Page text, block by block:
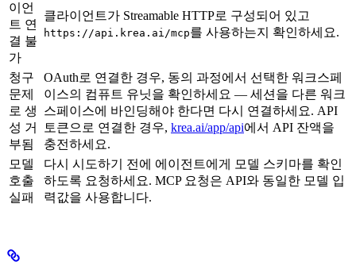
이언
트 연
결 불
가
클라이언트가 Streamable HTTP로 구성되어 있고
https://api.krea.ai/mcp를 사용하는지 확인하세요.
청구
문제
로 생
성 거
부됨
OAuth로 연결한 경우, 동의 과정에서 선택한 워크스페
이스의 컴퓨트 유닛을 확인하세요 — 세션을 다른 워크
스페이스에 바인딩해야 한다면 다시 연결하세요. API
토큰으로 연결한 경우, krea.ai/app/api에서 API 잔액을
충전하세요.
모델
호출
실패
다시 시도하기 전에 에이전트에게 모델 스키마를 확인
하도록 요청하세요. MCP 요청은 API와 동일한 모델 입
력값을 사용합니다.